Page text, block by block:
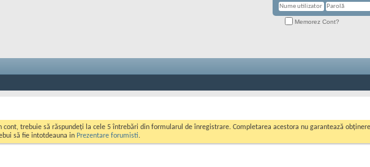
Memorez Cont?
cont, trebuie să răspundeți la cele 5 întrebări din formularul de înregistrare. Completarea acestora nu garantează
să fie intotdeauna in Prezentare forumisti.